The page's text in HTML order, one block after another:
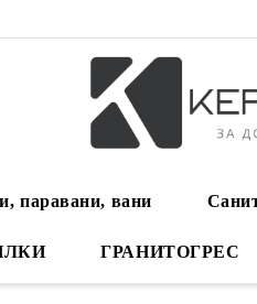
паравани, вани
ГРАНИТОГРЕС